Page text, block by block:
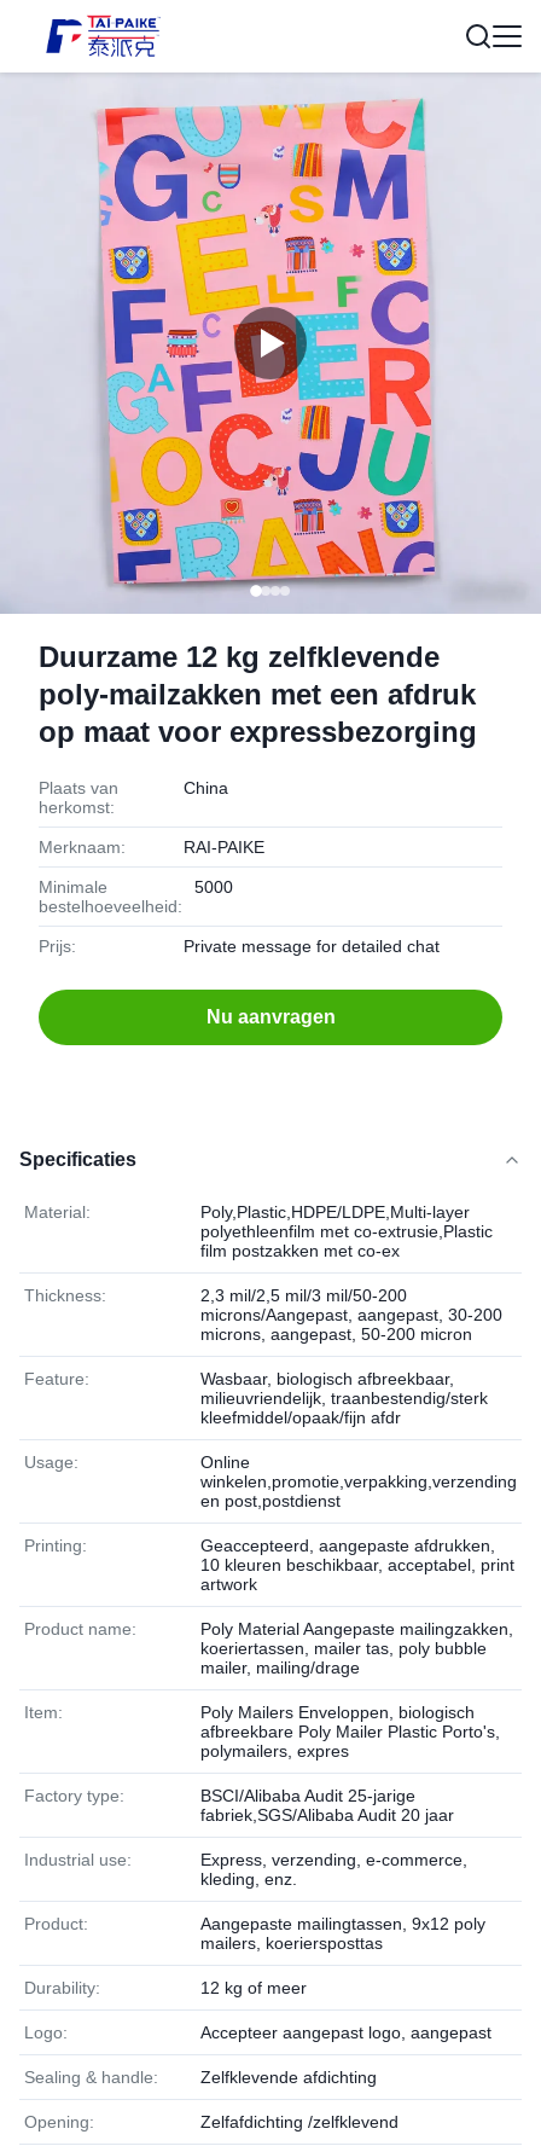
Duurzame 12 kg zelfklevende
poly-mailzakken met een afdruk
op maat voor expressbezorging
Plaats van
herkomst:
China
Merknaam: RAI-PAIKE
Minimale
bestelhoeveelheid:
5000
Prijs: Private message for detailed chat
Nu aanvragen
Specificaties
Material:
Poly,Plastic,HDPE/LDPE,Multi-layer
polyethleenfilm met co-extrusie,Plastic
film postzakken met co-ex
Thickness:
2,3 mil/2,5 mil/3 mil/50-200
microns/Aangepast, aangepast, 30-200
microns, aangepast, 50-200 micron
Feature:
Wasbaar, biologisch afbreekbaar,
milieuvriendelijk, traanbestendig/sterk
kleefmiddel/opaak/fijn afdr
Usage:
Online
winkelen,promotie,verpakking,verzending
en post,postdienst
Printing:
Geaccepteerd, aangepaste afdrukken,
10 kleuren beschikbaar, acceptabel, print
artwork
Product name:
Poly Material Aangepaste mailingzakken,
koeriertassen, mailer tas, poly bubble
mailer, mailing/drage
Item:
Poly Mailers Enveloppen, biologisch
afbreekbare Poly Mailer Plastic Porto's,
polymailers, expres
Factory type:
BSCI/Alibaba Audit 25-jarige
fabriek,SGS/Alibaba Audit 20 jaar
Industrial use:
Express, verzending, e-commerce,
kleding, enz.
Product:
Aangepaste mailingtassen, 9x12 poly
mailers, koeriersposttas
Durability: 12 kg of meer
Logo: Accepteer aangepast logo, aangepast
Sealing & handle: Zelfklevende afdichting
Opening: Zelfafdichting /zelfklevend